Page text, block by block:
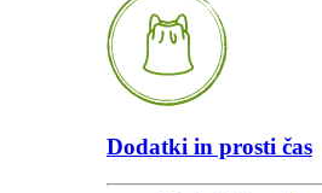
Dodatki in prosti čas